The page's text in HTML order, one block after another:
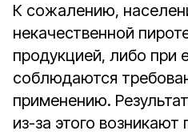
К сожалению,
некачественной
продукцией, либо при
соблюдаются
применению.
из-за этого